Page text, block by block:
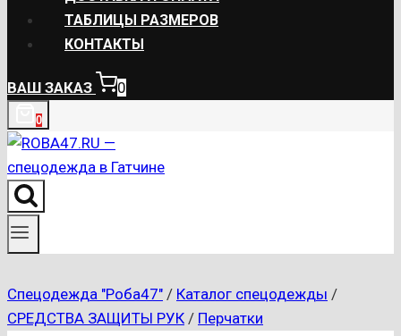
ТАБЛИЦЫ РАЗМЕРОВ
КОНТАКТЫ
ВАШ ЗАКАЗ 0
0
Спецодежда "Роба47" / Каталог спецодежды /
СРЕДСТВА ЗАЩИТЫ РУК / Перчатки